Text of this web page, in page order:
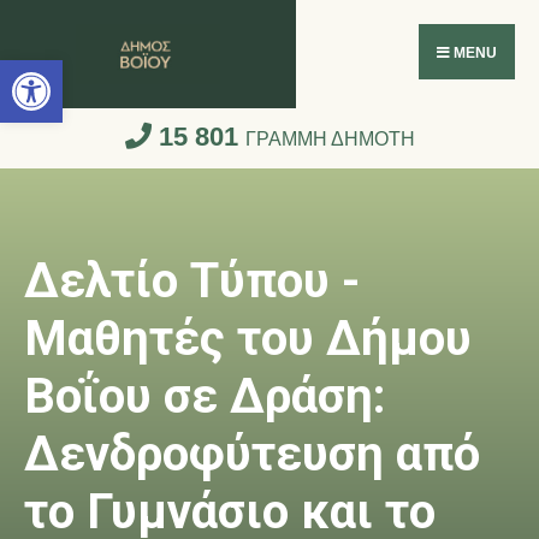
Ανοίξτε τη γραμμή εργαλείων
MENU
15 801 ΓΡΑΜΜΗ ΔΗΜΟΤΗ
Δελτίο Τύπου -
Μαθητές του Δήμου
Βοΐου σε Δράση:
Δενδροφύτευση από
το Γυμνάσιο και το